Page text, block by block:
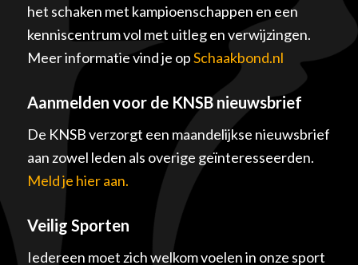
het schaken met kampioenschappen en een
kenniscentrum vol met uitleg en verwijzingen.
Meer informatie vind je opSchaakbond.nl
Aanmelden voor de KNSB nieuwsbrief
De KNSB verzorgt een maandelijkse nieuwsbrief
aan zowel leden als overige geïnteresseerden.
Meld je hier aan.
Veilig Sporten
Iedereen moet zich welkom voelen in onze sport